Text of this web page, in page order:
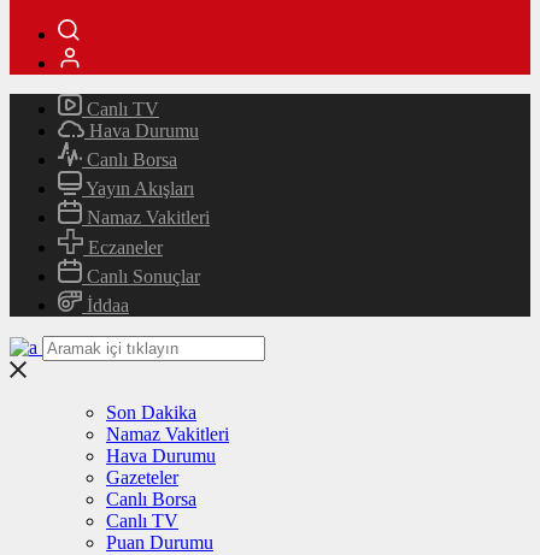
Canlı TV
Hava Durumu
Canlı Borsa
Yayın Akışları
Namaz Vakitleri
Eczaneler
Canlı Sonuçlar
İddaa
Son Dakika
Namaz Vakitleri
Hava Durumu
Gazeteler
Canlı Borsa
Canlı TV
Puan Durumu